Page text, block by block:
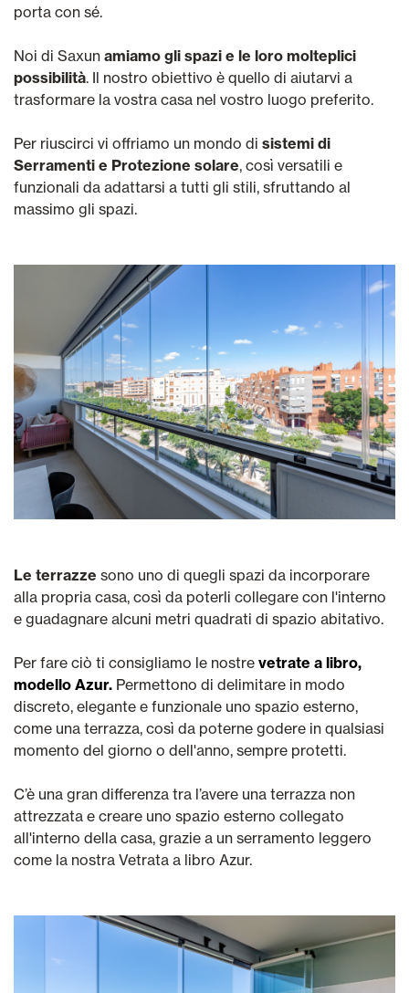
porta con sé.
Noi di Saxun amiamo gli spazi e le loro molteplici
possibilità. Il nostro obiettivo è quello di aiutarvi a
trasformare la vostra casa nel vostro luogo preferito.
Per riuscirci vi offriamo un mondo di sistemi di
Serramenti e Protezione solare, così versatili e
funzionali da adattarsi a tutti gli stili, sfruttando al
massimo gli spazi.
Le terrazze sono uno di quegli spazi da incorporare
alla propria casa, così da poterli collegare con l'interno
e guadagnare alcuni metri quadrati di spazio abitativo.
Per fare ciò ti consigliamo le nostre vetrate a libro,
modello Azur. Permettono di delimitare in modo
discreto, elegante e funzionale uno spazio esterno,
come una terrazza, così da poterne godere in qualsiasi
momento del giorno o dell'anno, sempre protetti.
C’è una gran differenza tra l’avere una terrazza non
attrezzata e creare uno spazio esterno collegato
all'interno della casa, grazie a un serramento leggero
come la nostra Vetrata a libro Azur.